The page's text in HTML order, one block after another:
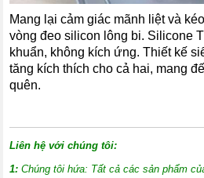
Mang lại cảm giác mãnh liệt và
vòng đeo silicon lông bi. Silicone
khuẩn, không kích ứng. Thiết kế
tăng kích thích cho cả hai, mang
quên.
Liên hệ với chúng tôi:
1: Chúng tôi hứa: Tất cả các sản phẩm